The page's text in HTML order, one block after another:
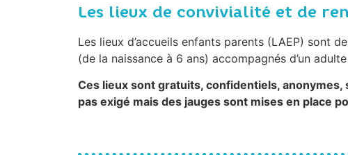
Les lieux de convivialité et de
Les lieux d’accueils enfants parents (LAEP) sont
(de la naissance à 6 ans) accompagnés d’un
Ces lieux sont gratuits, confidentiels, anonymes,
pas exigé mais des jauges sont mises en place